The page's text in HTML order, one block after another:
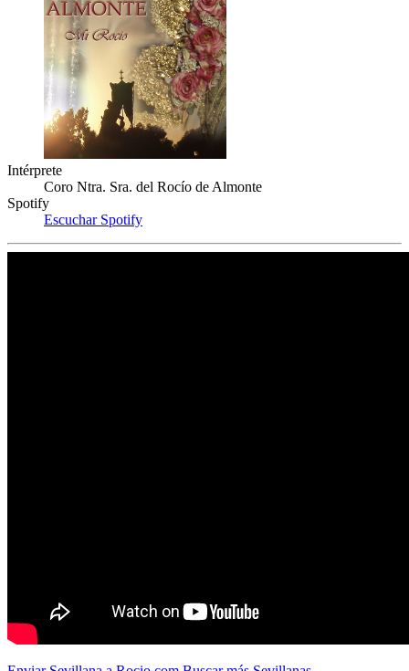
Intérprete
Coro Ntra. Sra. del Rocío de Almonte
Spotify
Escuchar Spotify